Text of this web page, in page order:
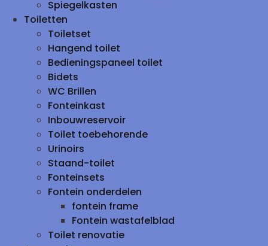
Spiegelkasten
Toiletten
Toiletset
Hangend toilet
Bedieningspaneel toilet
Bidets
WC Brillen
Fonteinkast
Inbouwreservoir
Toilet toebehorende
Urinoirs
Staand-toilet
Fonteinsets
Fontein onderdelen
fontein frame
Fontein wastafelblad
Toilet renovatie